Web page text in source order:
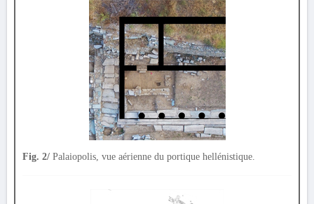
Fig. 2/ Palaiopolis, vue aérienne du portique hellénistique.